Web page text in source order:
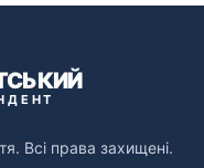
Всі права захищені.